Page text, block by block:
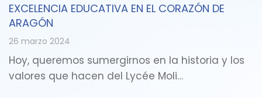
EXCELENCIA EDUCATIVA EN EL CORAZÓN DE
ARAGÓN
26 marzo 2024
Hoy, queremos sumergirnos en la historia y los
valores que hacen del Lycée Moli…